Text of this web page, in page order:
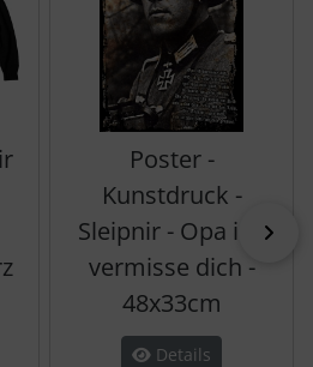
Poster -
Kunstdruck -
Sleipnir - Opa ich
vermisse dich -
48x33cm
Details